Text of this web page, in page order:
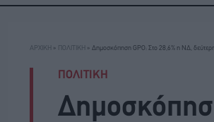
ΑΡΧΙΚΗ » ΠΟΛΙΤΙΚΗ » Δημοσκόπηση GPO: Στο 28,6% η ΝΔ,
ΠΟΛΙΤΙΚΗ